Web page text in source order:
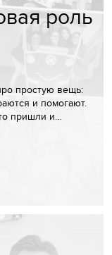
роль
простую вещь:
и помогают.
пришли и…